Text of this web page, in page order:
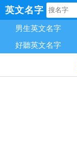
英文名字
男生英文名字
好聽英文名字